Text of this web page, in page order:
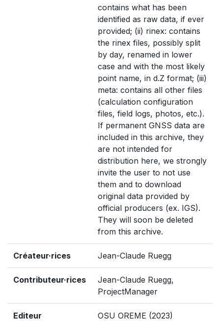
contains what has been
identified as raw data, if ever
provided; (ii) rinex: contains
the rinex files, possibly split
by day, renamed in lower
case and with the most likely
point name, in d.Z format; (iii)
meta: contains all other files
(calculation configuration
files, field logs, photos, etc.).
If permanent GNSS data are
included in this archive, they
are not intended for
distribution here, we strongly
invite the user to not use
them and to download
original data provided by
official producers (ex. IGS).
They will soon be deleted
from this archive.
Créateur·rices Jean-Claude Ruegg
Contributeur·rices
Jean-Claude Ruegg,
ProjectManager
Editeur OSU OREME (2023)